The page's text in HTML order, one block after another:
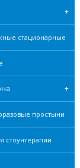
стационарные
простыни
стоунтерапии